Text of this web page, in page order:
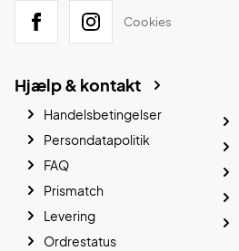
Cookies
Hjælp & kontakt
Handelsbetingelser
Persondatapolitik
FAQ
Prismatch
Levering
Ordrestatus